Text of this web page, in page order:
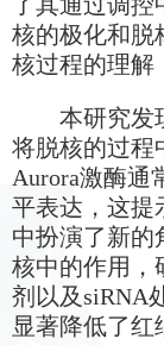
核的极化和脱
核过程的理解
本研究发
将脱核的过程
Aurora激酶通
平表达，这提
中扮演了新的
核中的作用，
剂以及siRNA
显著降低了红